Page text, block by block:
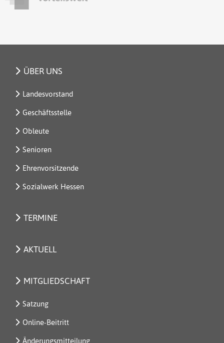
ÜBER UNS
Landesvorstand
Geschäftsstelle
Obleute
Senioren
Ehrenvorsitzende
Sozialwerk Hessen
TERMINE
AKTUELL
MITGLIEDSCHAFT
Satzung
Online-Beitritt
Änderungsmitteilung